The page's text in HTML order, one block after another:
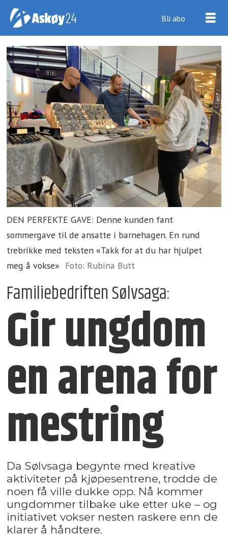
Bli abo
DEN PERFEKTE GAVE: Denne kunden fant
sommergave til de ansatte i barnehagen. En rund
trebrikke med teksten «Takk for at du har hjulpet
meg å vokse» Foto: Rubina Butt
Familiebedriften Sølvsaga:
Gir ungdom
en arena for
mestring
Da Sølvsaga begynte med kreative
aktiviteter på kjøpesentrene, trodde de
noen få ville dukke opp. Nå kommer
ungdommer tilbake uke etter uke – og
initiativet vokser nesten raskere enn de
klarer å håndtere.